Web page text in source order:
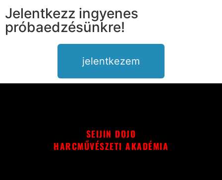
Jelentkezz ingyenes
próbaedzésünkre!
jelentkezem
SEIJIN DOJO
HARCMŰVÉSZETI AKADÉMIA